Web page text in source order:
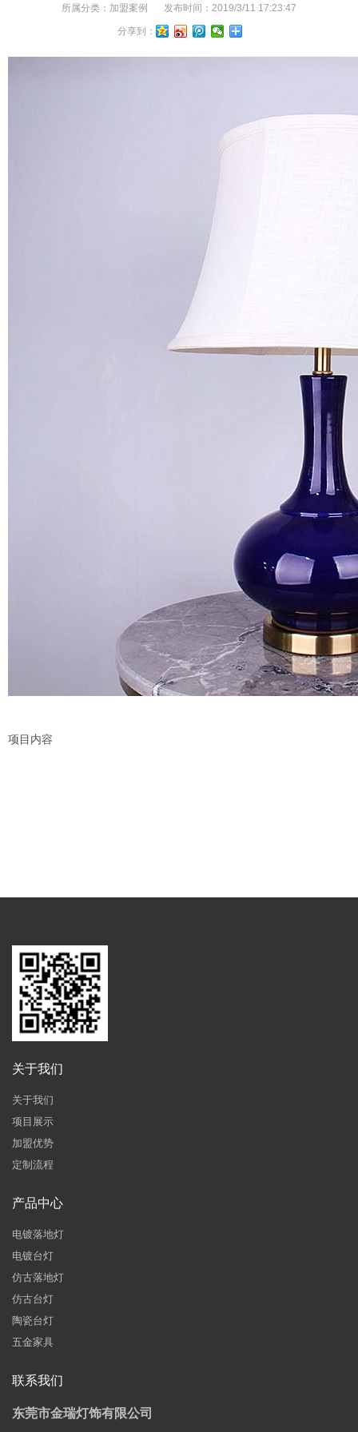
所属分类： 加盟案例 发布时间： 2019/3/11 17:23:47
分享到：
项目内容
关于我们
关于我们
项目展示
加盟优势
定制流程
产品中心
电镀落地灯
电镀台灯
仿古落地灯
仿古台灯
陶瓷台灯
五金家具
联系我们
东莞市金瑞灯饰有限公司